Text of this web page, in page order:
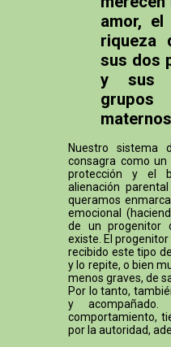
amor,
riqueza
sus dos
y sus
grupos
maternos
Nuestro sistema
consagra como
protección y el
alienación
queramos
emocional
de un progenitor
existe. El
recibido este tipo
y lo repite, o bien
menos graves, de
Por lo tanto,
y
comportamiento,
por la autoridad,